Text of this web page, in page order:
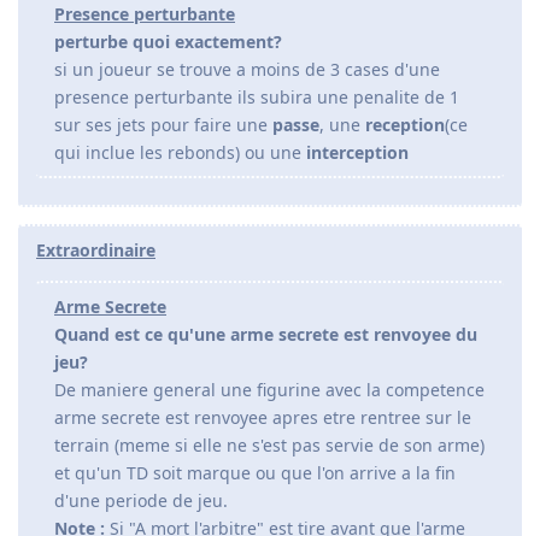
Presence perturbante
perturbe quoi exactement?
si un joueur se trouve a moins de 3 cases d'une
presence perturbante ils subira une penalite de 1
sur ses jets pour faire une passe, une reception(ce
qui inclue les rebonds) ou une interception
Extraordinaire
Arme Secrete
Quand est ce qu'une arme secrete est renvoyee du
jeu?
De maniere general une figurine avec la competence
arme secrete est renvoyee apres etre rentree sur le
terrain (meme si elle ne s'est pas servie de son arme)
et qu'un TD soit marque ou que l'on arrive a la fin
d'une periode de jeu.
Note : Si "A mort l'arbitre" est tire avant que l'arme